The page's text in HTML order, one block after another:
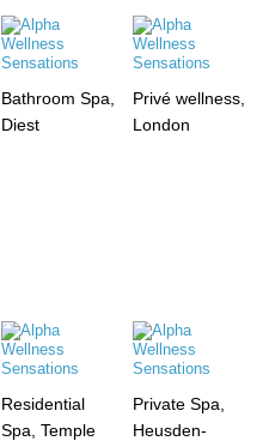
Bathroom Spa,
Diest
Privé wellness,
London
Residential
Spa, Temple
Private Spa,
Heusden-